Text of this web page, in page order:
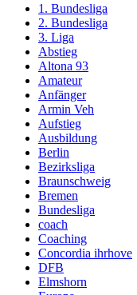
1. Bundesliga
2. Bundesliga
3. Liga
Abstieg
Altona 93
Amateur
Anfänger
Armin Veh
Aufstieg
Ausbildung
Berlin
Bezirksliga
Braunschweig
Bremen
Bundesliga
coach
Coaching
Concordia ihrhove
DFB
Elmshorn